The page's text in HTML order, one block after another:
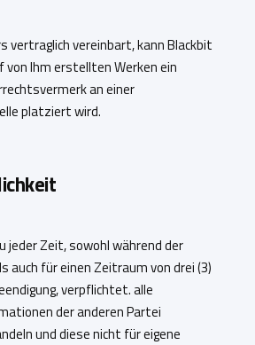
vertraglich vereinbart, kann Blackbit
von Ihm erstellten Werken ein
an einer
platziert wird.
jeder Zeit, sowohl während der
auch für einen Zeitraum von drei (3)
verpflichtet. alle
der anderen Partei
und diese nicht für eigene